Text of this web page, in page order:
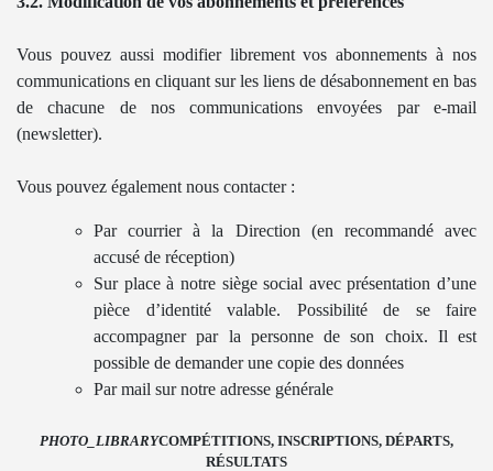
Vous pouvez aussi modifier librement vos abonnements à nos
communications en cliquant sur les liens de désabonnement en bas
de chacune de nos communications envoyées par e-mail
(newsletter).
Vous pouvez également nous contacter :
Par courrier à la Direction (en recommandé avec
accusé de réception)
Sur place à notre siège social avec présentation d’une
pièce d’identité valable. Possibilité de se faire
accompagner par la personne de son choix. Il est
possible de demander une copie des données
Par mail sur notre adresse générale
PHOTO_LIBRARYCOMPÉTITIONS, INSCRIPTIONS, DÉPARTS,
RÉSULTATS